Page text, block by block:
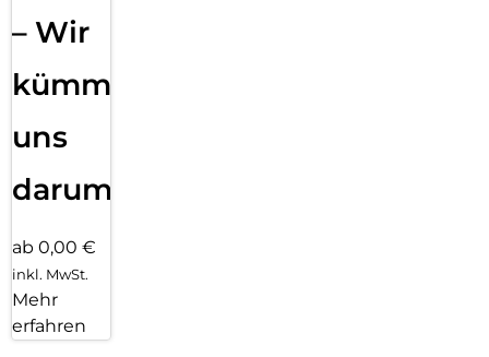
– Wir
kümmern
uns
darum!
ab 0,00 €
inkl. MwSt.
Mehr
erfahren